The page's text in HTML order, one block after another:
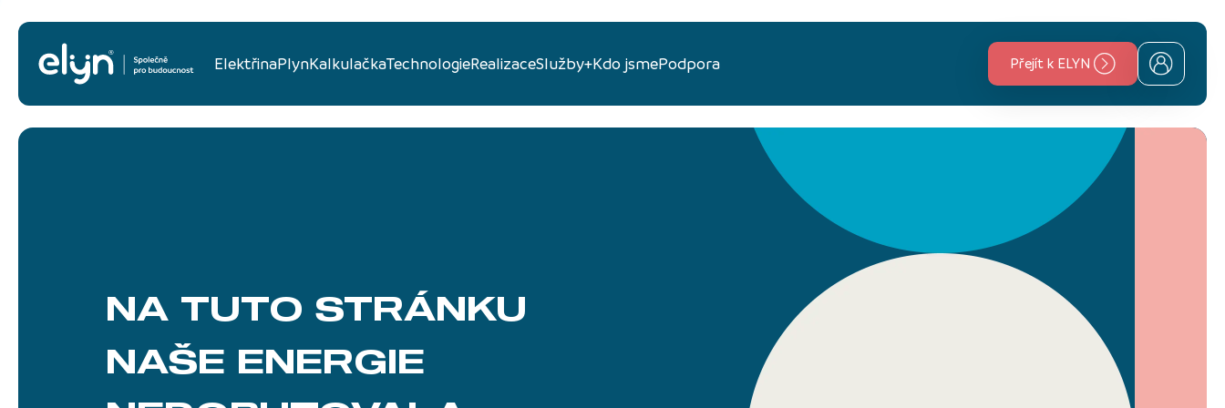
ElektřinaPlynKalkulačkaTechnologieRealizaceSlužby+Kdo jsmePodpora Přejít k ELYN
NA TUTO STRÁNKU
NAŠE ENERGIE